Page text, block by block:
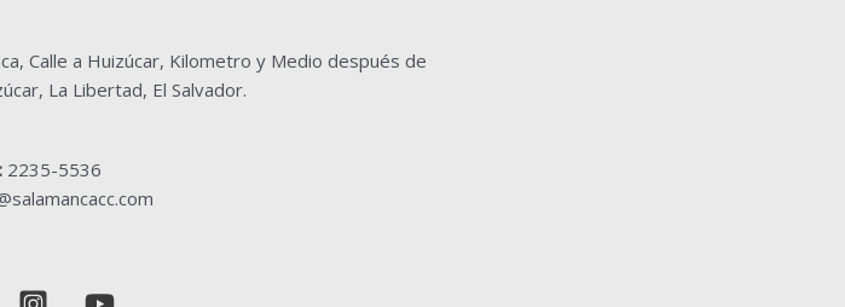
Calle a Huizúcar, Kilometro y Medio después de
La Libertad, El Salvador.
2235-5536